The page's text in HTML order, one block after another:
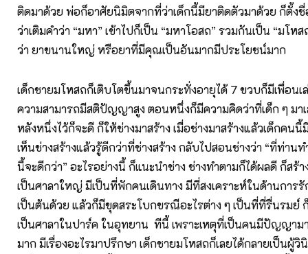
ติดมาด้วย พ่อก็อาศัยนิมิตจากที่ว่าเด็กนี้มียาติดตัวมาด้วย ก็ตั้งชื่
ว่าเติมคำว่า “มหา” เข้าไปก็เป็น “มหาโอสถ” รวมกันเป็น “มโห
ว่า ยาขนานใหญ่ หรือยาที่มีคุณเป็นอันมากมีประโยชน์มาก
เด็กชายมโหสถก็เติบโตขึ้นมาจนกระทั่งอายุได้ 7 ขวบก็มีเพื่อนเ
ความสามารถมีสติปัญญาสูง ตอนหนึ่งก็มีความคิดว่าที่เด็ก ๆ มา
หลังหนึ่งไว้ก็จะดี ก็ให้ช่างมาสร้าง เมื่อช่างมาสร้างแล้วเด็กค
เห็นช่างสร้างแล้วรู้ดีกว่าที่ช่างสร้าง กลับไปสอนช่างว่า “ที่ท่าน
นี้จะดีกว่า” อะไรอย่างนี้ ก็แนะนำช่าง ช่างทำตามก็ได้ผลดี ก็สร้า
เป็นศาลาใหญ่ มีเป็นที่พักคนเดินทาง มีที่สงเคราะห์ในด้านการ
เป็นต้นด้วย แล้วก็มีขุดสระโบกขรณีอะไรต่าง ๆ เป็นที่ที่รื่นรมย์
เป็นศาลาในปาร์ค ในอุทยาน ทีนี้ เพราะเหตุที่เป็นคนมีปัญญาม
มาก มีเรื่องอะไรมาปรึกษา เด็กชายมโหสถก็เลยได้กลายเป็นผู้วิ